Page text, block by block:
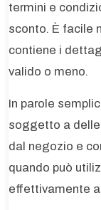
termini e
sconto. È facile
contiene i
valido o meno.
In parole
soggetto a
dal negozio e
quando può
effettivamente